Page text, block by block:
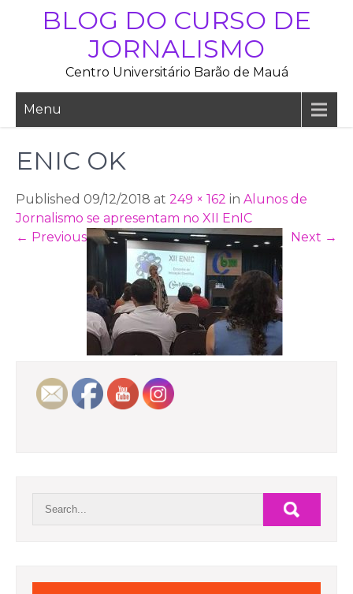
BLOG DO CURSO DE
JORNALISMO
Centro Universitário Barão de Mauá
Menu
ENIC OK
Published 09/12/2018 at 249 × 162 in Alunos de
Jornalismo se apresentam no XII EnIC
← Previous Next →